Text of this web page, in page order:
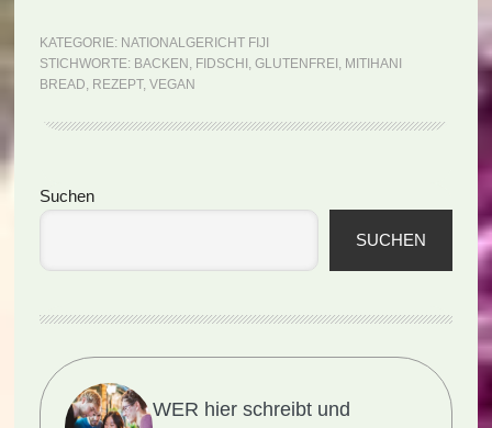
Bread
KATEGORIE: NATIONALGERICHT FIJI
STICHWORTE: BACKEN , FIDSCHI , GLUTENFREI , MITIHANI
BREAD, REZEPT, VEGAN
Seitenspalte
Suchen
SUCHEN
WER hier schreibt und